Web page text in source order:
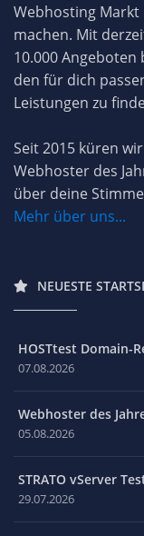
Webhosting Markt
machen. Mit
10.000
den für dich
Leistungen zu
Seit 2015 küren
Webhoster des
über deine
Mehr über uns...
NEUESTE
HOSTtest Domain-
07.08.2026
Webhoster des
05.08.2026
STRATO vServer
29.07.2026